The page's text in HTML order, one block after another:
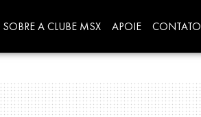
SOBRE A CLUBE MSX APOIE CONTATO